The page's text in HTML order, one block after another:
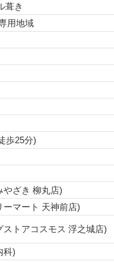
葺き
用地域
歩25分)
ざき 柳丸店)
マート 天神前店)
トアコスモス 浮之城店)
科)